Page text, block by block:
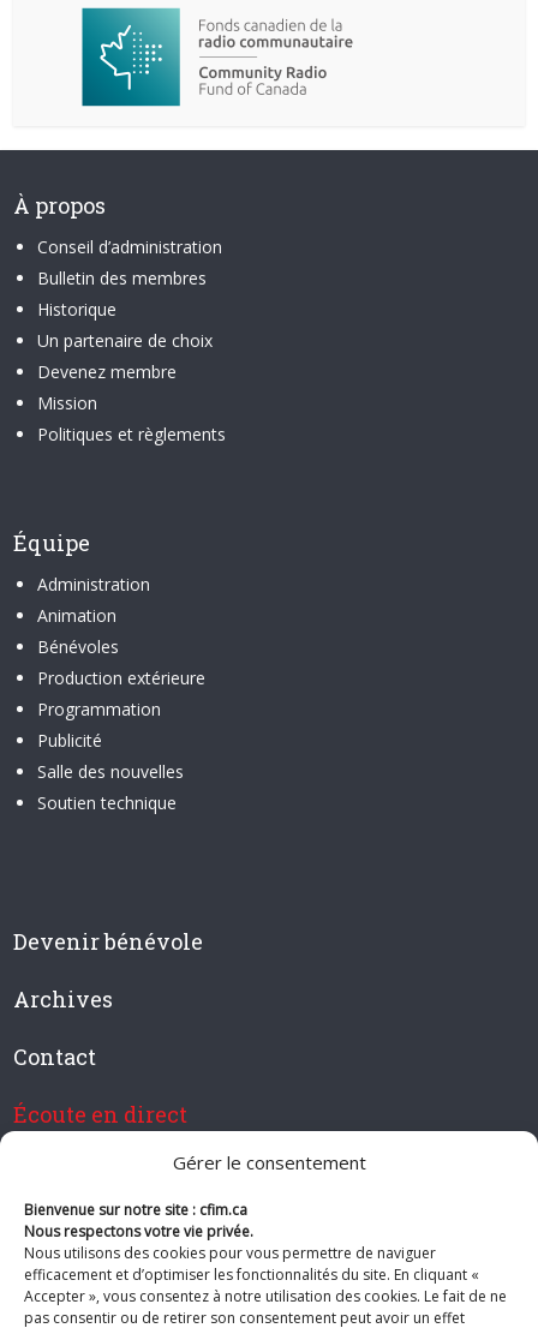
Gérer le consentement
Bienvenue sur notre site : cfim.ca
Nous respectons votre vie privée.
Nous utilisons des cookies pour vous permettre de naviguer
efficacement et d’optimiser les fonctionnalités du site. En cliquant «
Accepter », vous consentez à notre utilisation des cookies. Le fait de ne
pas consentir ou de retirer son consentement peut avoir un effet
À propos
Conseil d’administration
Bulletin des membres
Historique
Un partenaire de choix
Devenez membre
Mission
Politiques et règlements
Équipe
Administration
Animation
Bénévoles
Production extérieure
Programmation
Publicité
Salle des nouvelles
Soutien technique
Devenir bénévole
Archives
Contact
Écoute en direct
Devenir membre de CFIM